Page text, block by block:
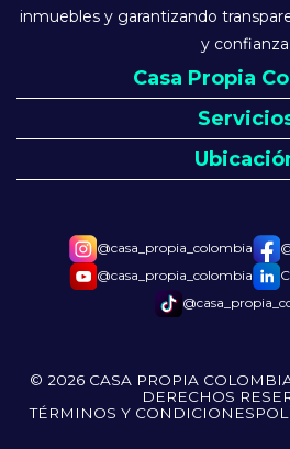
Casa Propia
inmuebles y garantizando
y confianza.
@casa_propia_colombia
@casa_propia_colombia
© 2026 CASA PROPIA
DERECHOS
TÉRMINOS Y CONDICIONES